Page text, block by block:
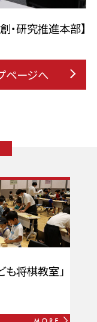
・研究推進本部】
ページへ
将棋教室」